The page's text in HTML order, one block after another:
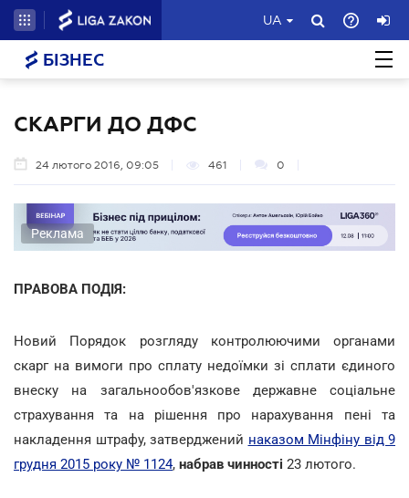
UA
БІЗНЕС
СКАРГИ ДО ДФС
24 лютого 2016, 09:05 461 0
Реклама
ПРАВОВА ПОДІЯ:
Новий Порядок розгляду контролюючими органами
скарг на вимоги про сплату недоїмки зі сплати єдиного
внеску на загальнообов'язкове державне соціальне
страхування та на рішення про нарахування пені та
накладення штрафу, затверджений наказом Мінфіну від 9
грудня 2015 року № 1124, набрав чинності 23 лютого.